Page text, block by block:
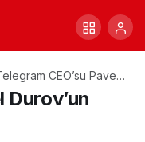
CEO’su Pavel
Durov’un gözaltına alındı
Durov’un
Paylaş